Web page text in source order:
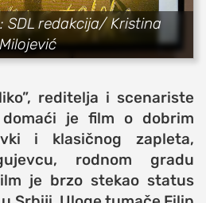
SDL redakcija/ Kristina
Milojević
reditelja i scenariste
domaći je film o dobrim
i klasičnog zapleta,
rodnom gradu
je brzo stekao status